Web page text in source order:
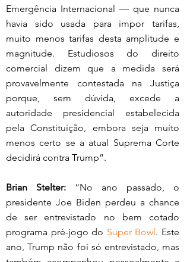
Emergência Internacional — que nunca
havia sido usada para impor tarifas,
muito menos tarifas desta amplitude e
magnitude. Estudiosos do direito
comercial dizem que a medida será
provavelmente contestada na Justiça
porque, sem dúvida, excede a
autoridade presidencial estabelecida
pela Constituição, embora seja muito
menos certo se a atual Suprema Corte
decidirá contra Trump”.
Brian Stelter: “No ano passado, o
presidente Joe Biden perdeu a chance
de ser entrevistado no bem cotado
programa pré-jogo do Super Bowl. Este
ano, Trump não foi só entrevistado, mas